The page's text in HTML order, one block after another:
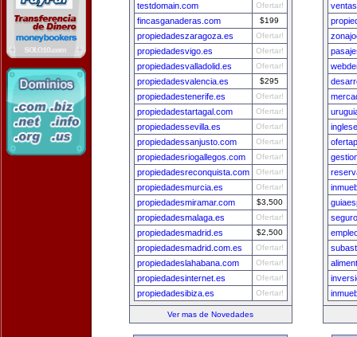
testdomain.com Ofertar!
fincasganaderas.com $199
propiedadeszaragoza.es Ofertar!
propiedadesvigo.es Ofertar!
propiedadesvalladolid.es Ofertar!
propiedadesvalencia.es $295
propiedadestenerife.es Ofertar!
propiedadestartagal.com Ofertar!
propiedadessevilla.es Ofertar!
propiedadessanjusto.com Ofertar!
propiedadesriogallegos.com Ofertar!
propiedadesreconquista.com Ofertar!
propiedadesmurcia.es Ofertar!
propiedadesmiramar.com $3,500
propiedadesmalaga.es Ofertar!
propiedadesmadrid.es $2,500
propiedadesmadrid.com.es Ofertar!
propiedadeslahabana.com Ofertar!
propiedadesinternet.es Ofertar!
propiedadesibiza.es Ofertar!
Ver mas de Novedades